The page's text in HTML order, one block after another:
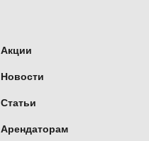
Акции
Новости
Статьи
Арендаторам